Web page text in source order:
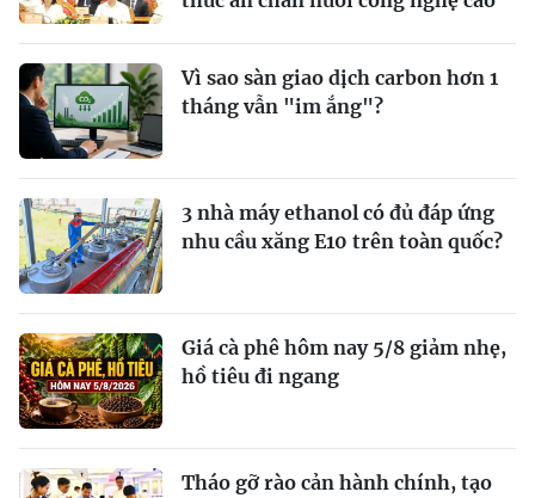
Vì sao sàn giao dịch carbon hơn 1
tháng vẫn "im ắng"?
3 nhà máy ethanol có đủ đáp ứng
nhu cầu xăng E10 trên toàn quốc?
Giá cà phê hôm nay 5/8 giảm nhẹ,
hồ tiêu đi ngang
Tháo gỡ rào cản hành chính, tạo